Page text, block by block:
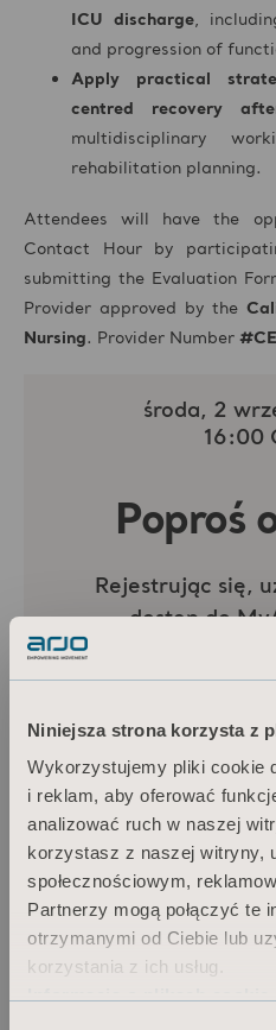
Niniejsza strona korzysta z
Wykorzystujemy pliki cookie
i reklam, aby oferować
analizować ruch w naszej
korzystasz z naszej witryny,
społecznościowym,
Partnerzy mogą połączyć te
otrzymanymi od Ciebie lub
korzystania z ich usług.
ICU discharge ,
and progression of
Apply practical
centred recovery
multidisciplinary
rehabilitation planning.
Attendees will have the
Contact Hour by
submitting the Evaluation
Provider approved by the
Nursing. Provider Number
środa, 2
16:00